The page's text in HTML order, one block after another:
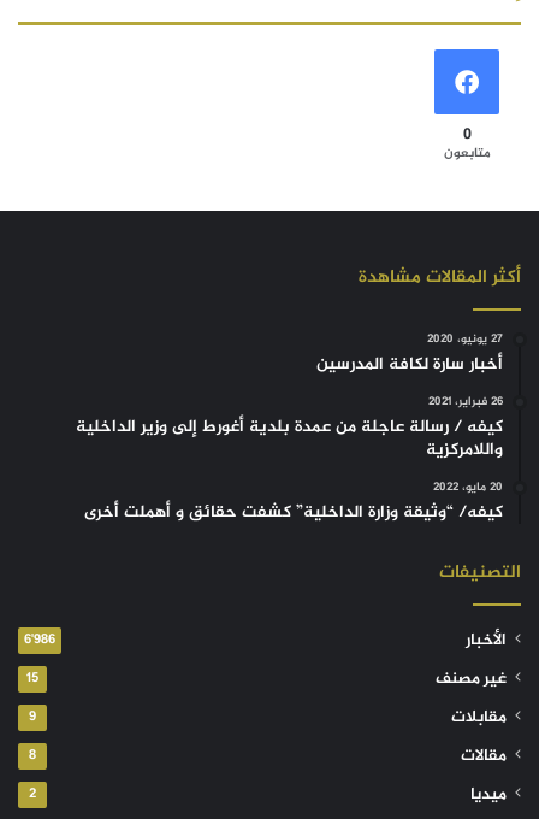
0
متابعون
أكثر المقالات مشاهدة
27 يونيو، 2020
أخبار سارة لكافة المدرسين
26 فبراير، 2021
كيفه / رسالة عاجلة من عمدة بلدية أغورط إلى وزير الداخلية
واللامركزية
20 مايو، 2022
كيفه/ “وثيقة وزارة الداخلية” كشفت حقائق و أهملت أخرى
التصنيفات
الأخبار 6٬986
غير مصنف 15
مقابلات 9
مقالات 8
ميديا 2